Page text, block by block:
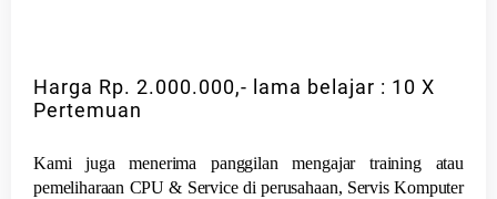
Harga Rp. 2.000.000,- lama belajar : 10 X
Pertemuan
Kami juga menerima panggilan mengajar training atau
pemeliharaan CPU & Service di perusahaan, Servis Komputer